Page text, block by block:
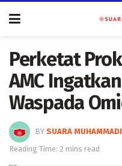
Perketat
AMC
Waspada
BY SUARA
Reading Time: 2 mins read